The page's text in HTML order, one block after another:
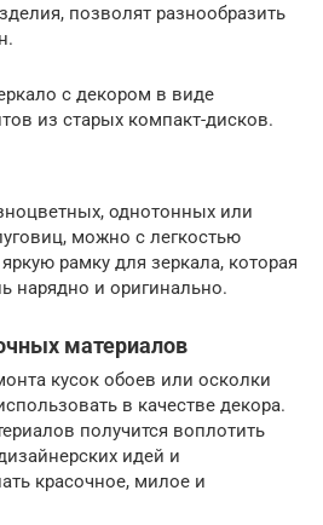
позволят разнообразить
с декором в виде
из старых компакт-дисков.
однотонных или
можно с легкостью
рамку для зеркала, которая
нарядно и оригинально.
материалов
кусок обоев или осколки
в качестве декора.
получится воплотить
идей и
красочное, милое и